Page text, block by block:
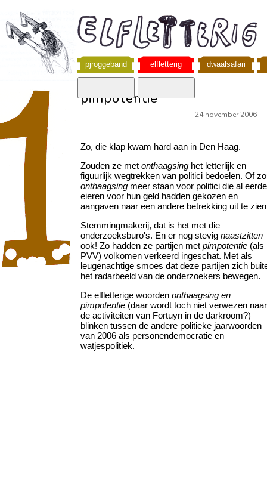
pjroggeband elfletterig dwaalsafari
pimpotentie
24 november 2006
Zo, die klap kwam hard aan in Den Haag.
Zouden ze met onthaagsing het letterlijk en
figuurlijk wegtrekken van politici bedoelen. Of
onthaagsing meer staan voor politici die al
eieren voor hun geld hadden gekozen en
aangaven naar een andere betrekking uit te
Stemmingmakerij, dat is het met die
onderzoeksburo's. En er nog stevig naastzitten
ook! Zo hadden ze partijen met pimpotentie (als
PVV) volkomen verkeerd ingeschat. Met als
leugenachtige smoes dat deze partijen zich
het radarbeeld van de onderzoekers bewegen.
De elfletterige woorden onthaagsing en
pimpotentie (daar wordt toch niet verwezen naar
de activiteiten van Fortuyn in de darkroom?)
blinken tussen de andere politieke jaarwoorden
van 2006 als personendemocratie en
watjespolitiek.